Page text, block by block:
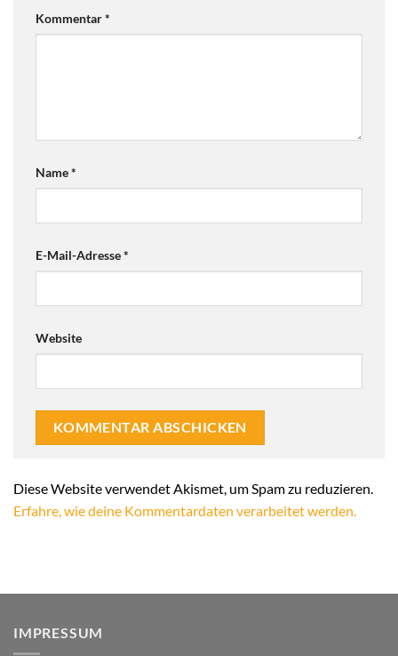
Kommentar*
Name*
E-Mail-Adresse*
Website
Diese Website verwendet Akismet, um Spam zu reduzieren.
Erfahre, wie deine Kommentardaten verarbeitet werden.
IMPRESSUM